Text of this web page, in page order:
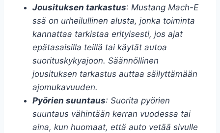
Jousituksen tarkastus: Mustang Mach-E
ssä on urheilullinen alusta, jonka toiminta
kannattaa tarkistaa erityisesti, jos ajat
epätasaisilla teillä tai käytät autoa
suorituskykyajoon. Säännöllinen
jousituksen tarkastus auttaa säilyttämään
ajomukavuuden.
Pyörien suuntaus: Suorita pyörien
suuntaus vähintään kerran vuodessa tai
aina, kun huomaat, että auto vetää sivulle